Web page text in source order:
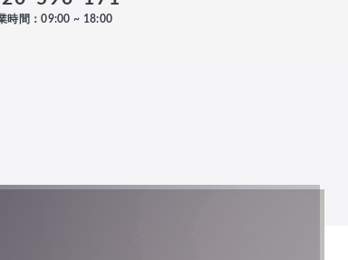
時間：09:00 ~ 18:00